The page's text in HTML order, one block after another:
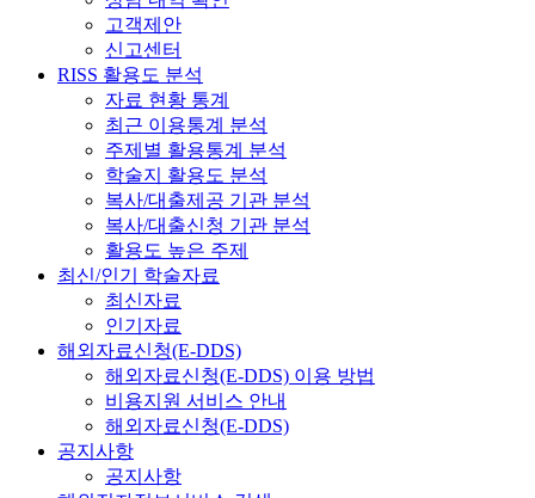
고객제안
신고센터
RISS 활용도 분석
자료 현황 통계
최근 이용통계 분석
주제별 활용통계 분석
학술지 활용도 분석
복사/대출제공 기관 분석
복사/대출신청 기관 분석
활용도 높은 주제
최신/인기 학술자료
최신자료
인기자료
해외자료신청(E-DDS)
해외자료신청(E-DDS) 이용 방법
비용지원 서비스 안내
해외자료신청(E-DDS)
공지사항
공지사항